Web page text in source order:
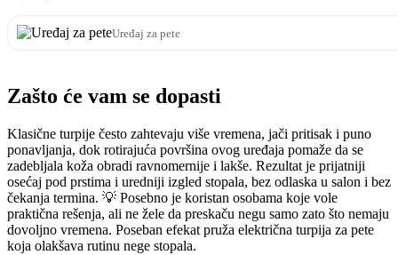
Uređaj za pete
Zašto će vam se dopasti
Klasične turpije često zahtevaju više vremena, jači pritisak i puno
ponavljanja, dok rotirajuća površina ovog uređaja pomaže da se
zadebljala koža obradi ravnomernije i lakše. Rezultat je prijatniji
osećaj pod prstima i uredniji izgled stopala, bez odlaska u salon i bez
čekanja termina. 💡 Posebno je koristan osobama koje vole
praktična rešenja, ali ne žele da preskaču negu samo zato što nemaju
dovoljno vremena. Poseban efekat pruža električna turpija za pete
koja olakšava rutinu nege stopala.